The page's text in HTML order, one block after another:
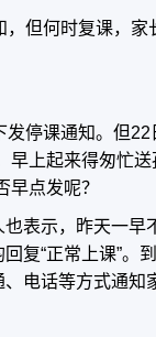
但何时复课，
停课通知。但
早上起来得匆忙
早点发呢？
表示，昨天一早
复“正常上课”。
电话等方式通知